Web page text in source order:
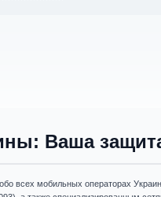
Ваша
всех мобильных операторах